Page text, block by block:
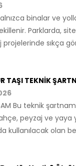
binalar ve
Parklarda,
projelerinde sıkça
TAŞI TEKNİK
Bu teknik
peyzaj ve yaya
kullanılacak olan